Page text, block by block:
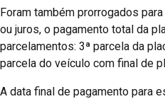
Foram também prorrogados
ou juros, o pagamento total da
parcelamentos: 3ª parcela da
parcela do veículo com final de
A data final de pagamento para